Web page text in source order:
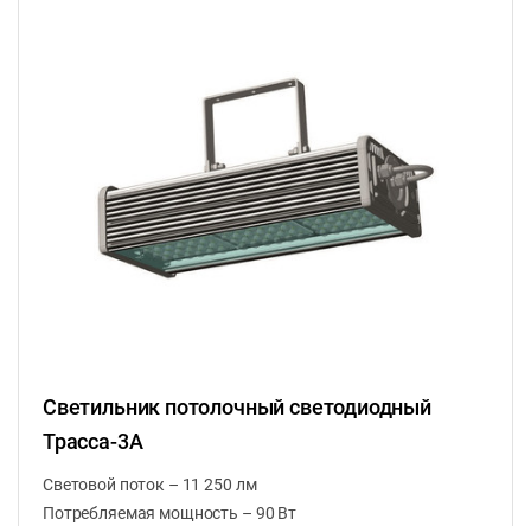
Светильник потолочный светодиодный
Трасса-3А
Световой поток – 11 250 лм
Потребляемая мощность – 90 Вт